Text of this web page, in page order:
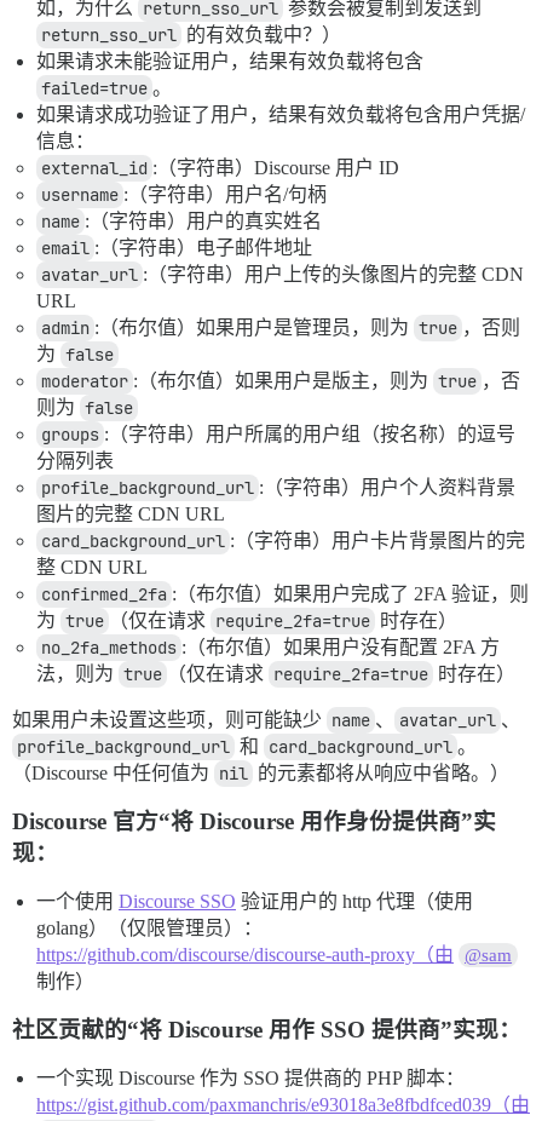
如，为什么
return_sso_url 参数会被复制到发送到
return_sso_url 的有效负载中？）
如果请求未能验证用户，结果有效负载将包含
failed=true 。
如果请求成功验证了用户，结果有效负载将包含用户凭据/
信息：
external_id :（字符串）Discourse 用户 ID
username :（字符串）用户名/句柄
name :（字符串）用户的真实姓名
email :（字符串）电子邮件地址
avatar_url :（字符串）用户上传的头像图片的完整 CDN
URL
admin :（布尔值）如果用户是管理员，则为 true ，否则
为 false
moderator :（布尔值）如果用户是版主，则为 true ，否
则为 false
groups :（字符串）用户所属的用户组（按名称）的逗号
分隔列表
profile_background_url :（字符串）用户个人资料背景
图片的完整 CDN URL
card_background_url :（字符串）用户卡片背景图片的完
整 CDN URL
confirmed_2fa :（布尔值）如果用户完成了 2FA 验证，则
为 true （仅在请求 require_2fa=true 时存在）
no_2fa_methods :（布尔值）如果用户没有配置 2FA 方
法，则为 true （仅在请求 require_2fa=true 时存在）
如果用户未设置这些项，则可能缺少 name 、 avatar_url 、
profile_background_url 和 card_background_url 。
（Discourse 中任何值为 nil 的元素都将从响应中省略。）
Discourse 官方“将 Discourse 用作身份提供商”实
现：
一个使用 Discourse SSO 验证用户的 http 代理（使用
golang）（仅限管理员）：
https://github.com/discourse/discourse-auth-proxy（由
@sam
制作）
社区贡献的“将 Discourse 用作 SSO 提供商”实现：
一个实现 Discourse 作为 SSO 提供商的 PHP 脚本：
https://gist.github.com/paxmanchris/e93018a3e8fbdfced039（由